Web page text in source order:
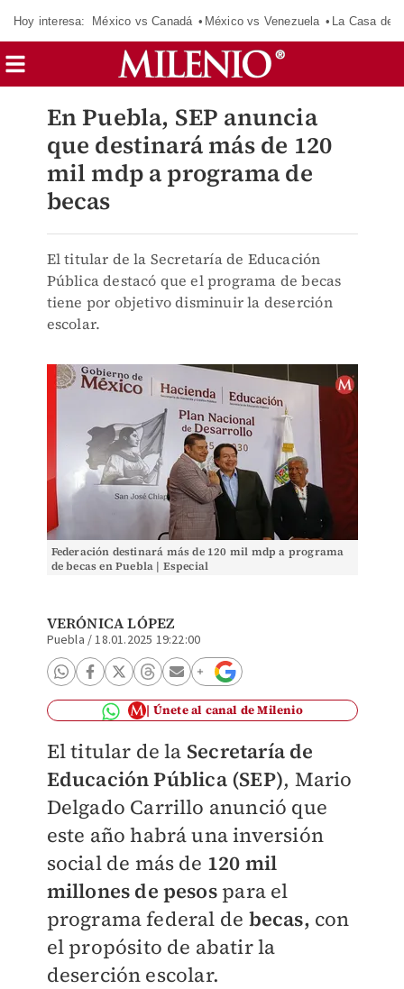
Hoy interesa: México vs Canadá México vs Venezuela La Casa de
En Puebla, SEP anuncia
que destinará más de 120
mil mdp a programa de
becas
El titular de la Secretaría de Educación
Pública destacó que el programa de becas
tiene por objetivo disminuir la deserción
escolar.
Federación destinará más de 120 mil mdp a programa
de becas en Puebla | Especial
VERÓNICA LÓPEZ
Puebla /18.01.2025 19:22:00
Únete al canal de Milenio
El titular de la Secretaría de
Educación Pública (SEP), Mario
Delgado Carrillo anunció que
este año habrá una inversión
social de más de 120 mil
millones de pesospara el
programa federal de becas, con
el propósito de abatir la
deserción escolar.